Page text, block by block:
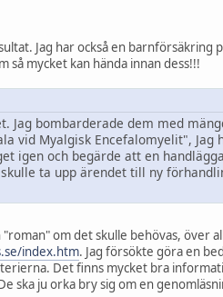
Jag har också en barnförsäkring
mycket kan hända innan dess!!!
Jag bombarderade dem med
vid Myalgisk Encefalomyelit", Jag
igen och begärde att en
ta upp ärendet till ny
om det skulle behövas, över
index.htm. Jag försökte göra en
Det finns mycket bra
ska ju orka bry sig om en